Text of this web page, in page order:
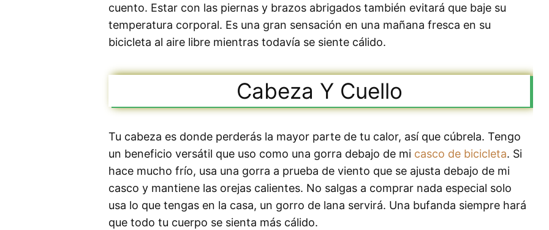
cuento. Estar con las piernas y brazos abrigados también evitará que baje su
temperatura corporal. Es una gran sensación en una mañana fresca en su
bicicleta al aire libre mientras todavía se siente cálido.
Cabeza Y Cuello
Tu cabeza es donde perderás la mayor parte de tu calor, así que cúbrela. Tengo
un beneficio versátil que uso como una gorra debajo de mi casco de bicicleta. Si
hace mucho frío, usa una gorra a prueba de viento que se ajusta debajo de mi
casco y mantiene las orejas calientes. No salgas a comprar nada especial solo
usa lo que tengas en la casa, un gorro de lana servirá. Una bufanda siempre hará
que todo tu cuerpo se sienta más cálido.